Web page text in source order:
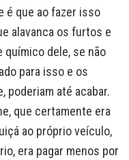
é que ao fazer isso
alavanca os furtos e
dele, se não
para isso e os
poderiam até acabar.
que certamente era
ao próprio veículo,
era pagar menos por